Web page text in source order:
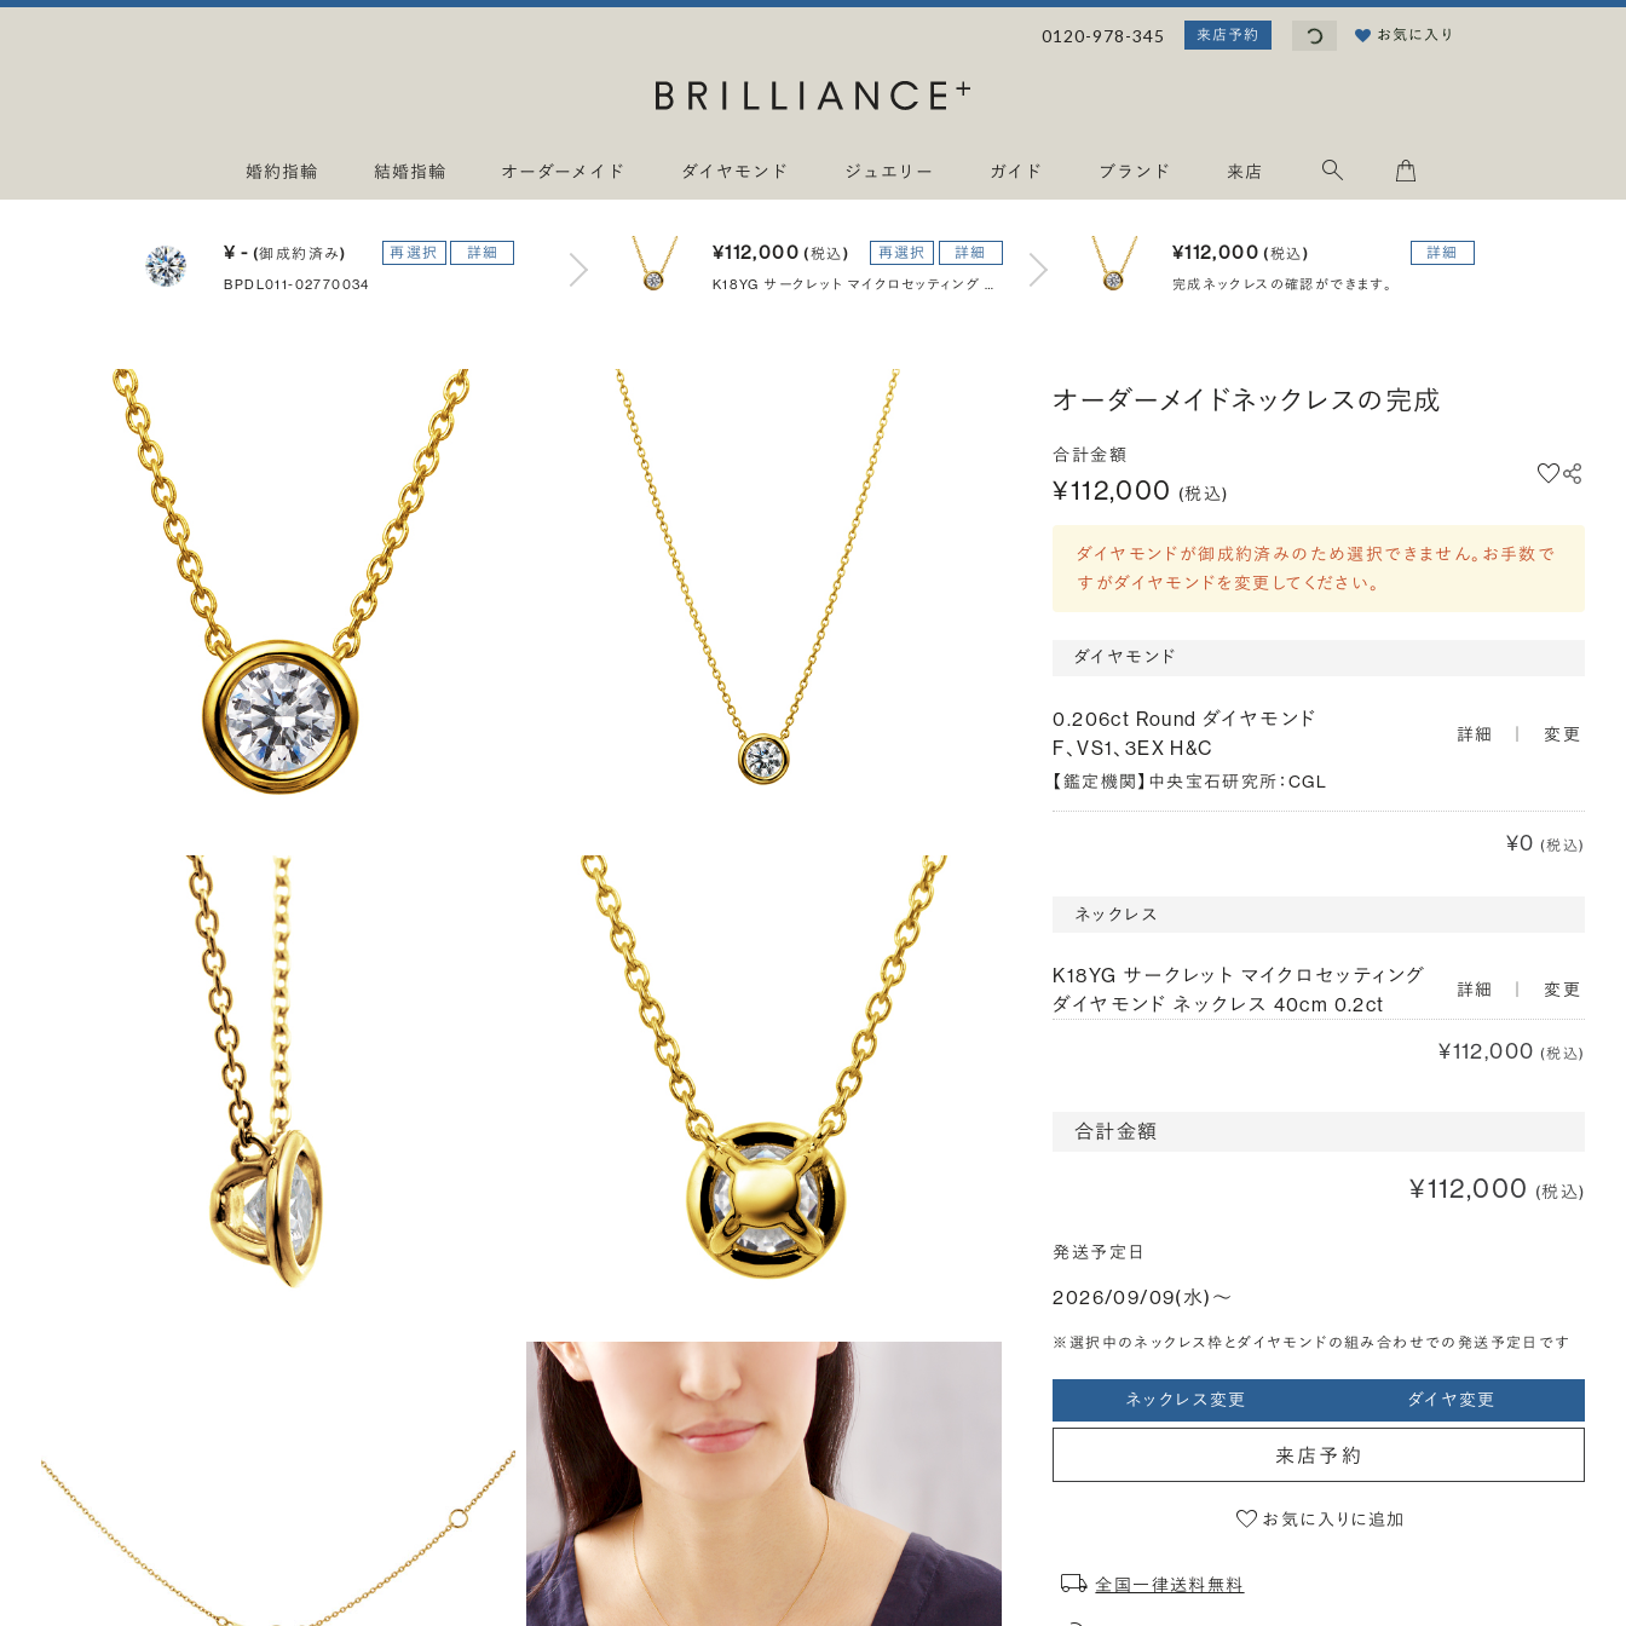
0120-978-345 来店予約 読み込み中...お気に入り
婚約指輪 結婚指輪 オーダーメイド ダイヤモンド ジュエリー ガイド ブランド 来店
¥ -(御成約済み) 再選択 詳細
BPDL011-02770034
¥112,000(税込) 再選択 詳細
K18YG サークレット マイクロセッティング ダイヤモンド ネックレス 40cm 0.2ct
¥112,000(税込) 詳細
完成ネックレスの確認ができます。
オーダーメイドネックレスの完成
合計金額
¥112,000 (税込)
ダイヤモンドが御成約済みのため選択できません。お手数で
すがダイヤモンドを変更してください。
ダイヤモンド
0.206ct Round ダイヤモンド
F、VS1、3EX H&C
【鑑定機関】中央宝石研究所：CGL
詳細 変更
¥0 (税込)
ネックレス
K18YG サークレット マイクロセッティング
ダイヤモンド ネックレス 40cm 0.2ct
詳細 変更
¥112,000 (税込)
合計金額
¥112,000 (税込)
発送予定日
2026/09/09(水)〜
※選択中のネックレス枠とダイヤモンドの組み合わせでの発送予定日です
ネックレス変更 ダイヤ変更
来店予約
お気に入りに追加
全国一律送料無料